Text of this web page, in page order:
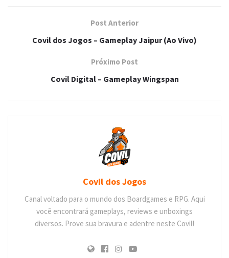
Post Anterior
Covil dos Jogos – Gameplay Jaipur (Ao Vivo)
Próximo Post
Covil Digital – Gameplay Wingspan
Covil dos Jogos
Canal voltado para o mundo dos Boardgames e RPG. Aqui
você encontrará gameplays, reviews e unboxings
diversos. Prove sua bravura e adentre neste Covil!